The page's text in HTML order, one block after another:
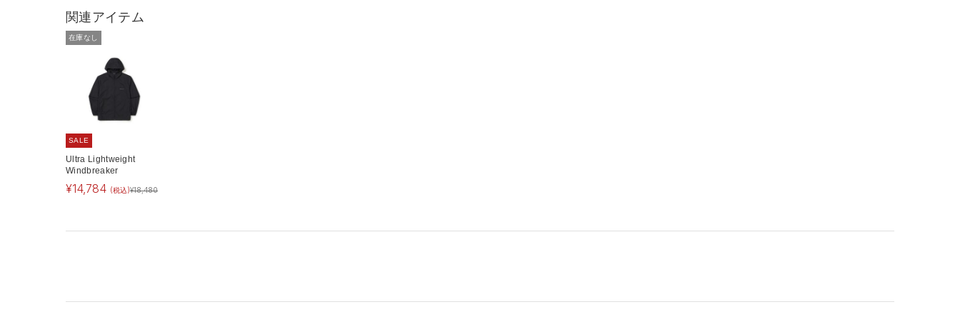
関連アイテム
在庫なし
SALE
Ultra Lightweight
Windbreaker
¥14,784 (税込)¥18,480